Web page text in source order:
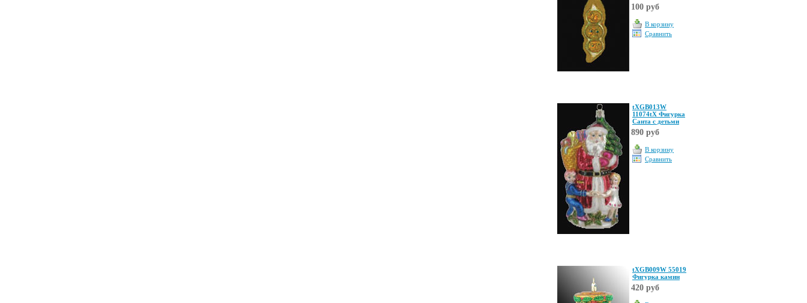
100 руб
В корзину
Сравнить
tXGB013W
11074tX Фигурка
Санта с детьми
890 руб
В корзину
Сравнить
tXGB009W 55019
Фигурка камин
420 руб